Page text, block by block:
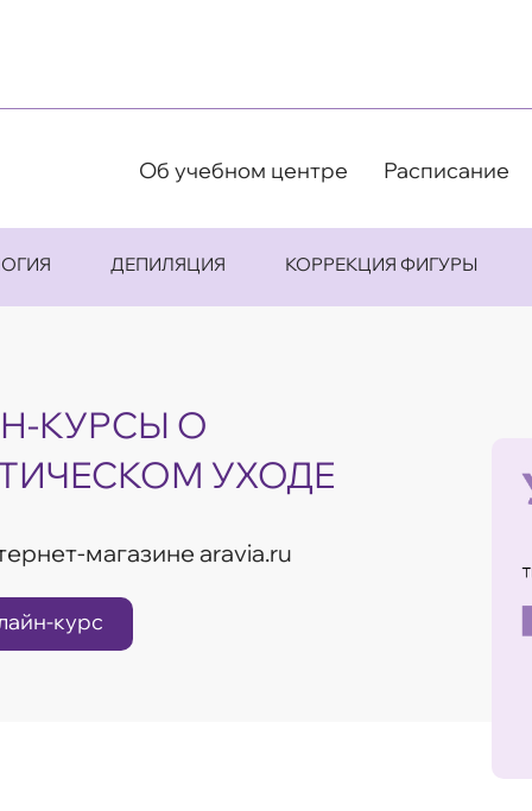
Об учебном центре Расписание
ДЕПИЛЯЦИЯ КОРРЕКЦИЯ ФИГУРЫ
КУРСЫ О
УХОДЕ
магазине aravia.ru
курс